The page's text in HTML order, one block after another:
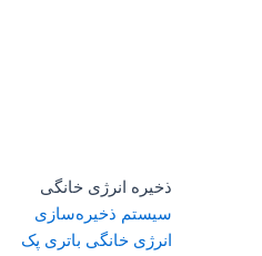
ذخیره انرژی خانگی
سیستم ذخیره‌سازی
انرژی خانگی باتری پک